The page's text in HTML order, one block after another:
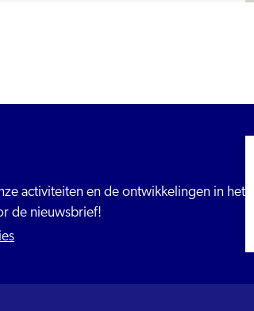
activiteiten en de ontwikkelingen in het
de nieuwsbrief!